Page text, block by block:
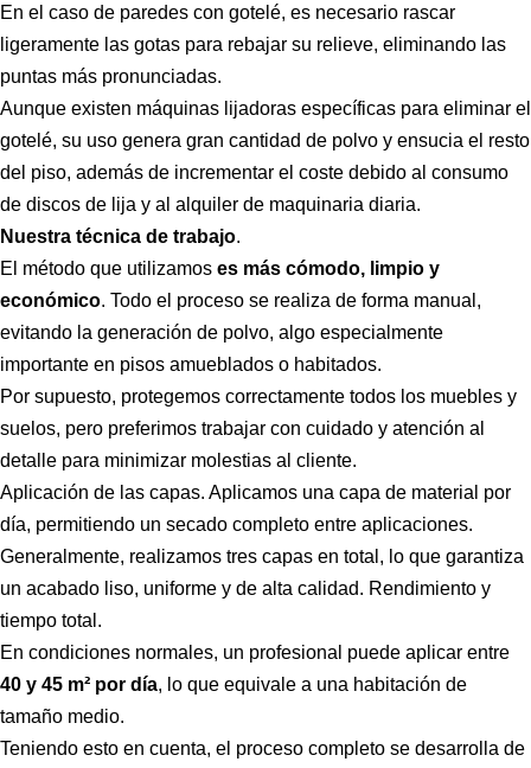
En el caso de paredes con gotelé, es necesario rascar
ligeramente las gotas para rebajar su relieve, eliminando las
puntas más pronunciadas.
Aunque existen máquinas lijadoras específicas para eliminar el
gotelé, su uso genera gran cantidad de polvo y ensucia el resto
del piso, además de incrementar el coste debido al consumo
de discos de lija y al alquiler de maquinaria diaria.
Nuestra técnica de trabajo.
El método que utilizamos es más cómodo, limpio y
económico. Todo el proceso se realiza de forma manual,
evitando la generación de polvo, algo especialmente
importante en pisos amueblados o habitados.
Por supuesto, protegemos correctamente todos los muebles y
suelos, pero preferimos trabajar con cuidado y atención al
detalle para minimizar molestias al cliente.
Aplicación de las capas. Aplicamos una capa de material por
día, permitiendo un secado completo entre aplicaciones.
Generalmente, realizamos tres capas en total, lo que garantiza
un acabado liso, uniforme y de alta calidad. Rendimiento y
tiempo total.
En condiciones normales, un profesional puede aplicar entre
40 y 45 m² por día, lo que equivale a una habitación de
tamaño medio.
Teniendo esto en cuenta, el proceso completo se desarrolla de